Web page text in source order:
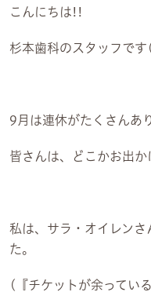
こんにちは!!
杉本歯科のスタッフで
9月は連休がたくさんあ
皆さんは、どこかお出か
私は、サラ・オイレン
た。
(『チケットが余ってい